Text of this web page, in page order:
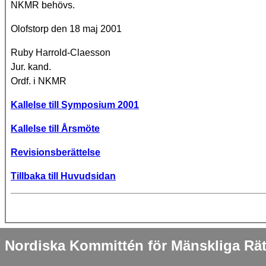
NKMR behövs.
Olofstorp den 18 maj 2001
Ruby Harrold-Claesson
Jur. kand.
Ordf. i NKMR
Kallelse till Symposium 2001
Kallelse till Årsmöte
Revisionsberättelse
Tillbaka till Huvudsidan
Nordiska Kommittén för Mänskliga